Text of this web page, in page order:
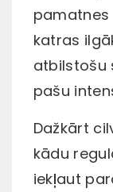
pamatnes
katras
atbilstošu
pašu
Dažkārt
kādu
iekļaut